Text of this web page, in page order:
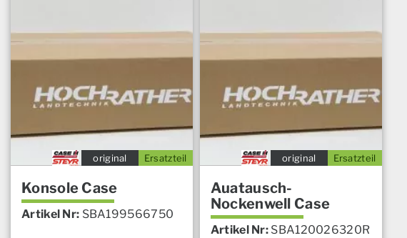
Ersatzteil
original
Konsole Case
Artikel Nr: SBA199566750
Ersatzteil
original
Auatausch-
Nockenwell Case
Artikel Nr: SBA120026320R